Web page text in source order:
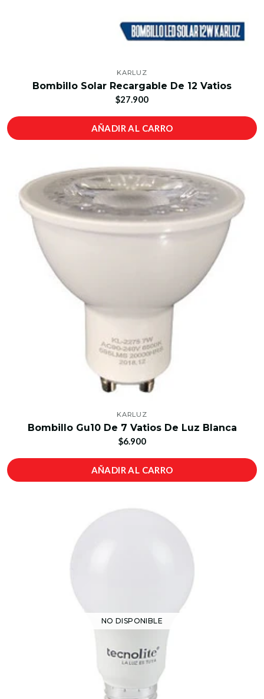
KARLUZ
Bombillo Solar Recargable De 12 Vatios
$27.900
AÑADIR AL CARRO
KARLUZ
Bombillo Gu10 De 7 Vatios De Luz Blanca
$6.900
AÑADIR AL CARRO
NO DISPONIBLE